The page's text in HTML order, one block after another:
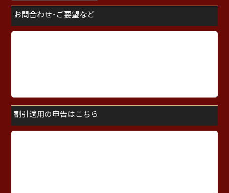
お問合わせ･ご要望など
割引適用の申告はこちら